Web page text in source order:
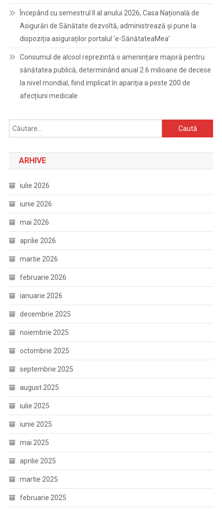
Începând cu semestrul II al anului 2026, Casa Națională de
Asigurări de Sănătate dezvoltă, administrează și pune la
dispoziția asiguraților portalul ‘e-SănătateaMea’
Consumul de alcool reprezintă o amenințare majoră pentru
sănătatea publică, determinând anual 2.6 milioane de decese
la nivel mondial, fiind implicat în apariția a peste 200 de
afecțiuni medicale
Caută
după:
ARHIVE
iulie 2026
iunie 2026
mai 2026
aprilie 2026
martie 2026
februarie 2026
ianuarie 2026
decembrie 2025
noiembrie 2025
octombrie 2025
septembrie 2025
august 2025
iulie 2025
iunie 2025
mai 2025
aprilie 2025
martie 2025
februarie 2025